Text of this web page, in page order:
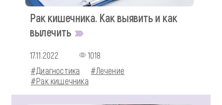
Рак кишечника. Как выявить и как
вылечить
17.11.2022
1018
#Диагностика
#Лечение
#Рак кишечника